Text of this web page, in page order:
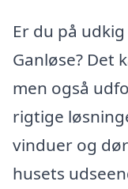
Er du på
Ganløse? Det
men også
rigtige
vinduer og
husets